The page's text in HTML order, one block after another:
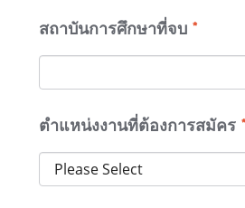
สถาบันการศึกษาที่จบ *
ตำแหน่งงานที่ต้องการสมัคร *